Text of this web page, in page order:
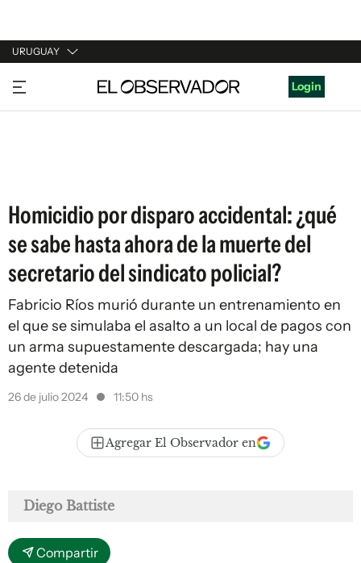
URUGUAY
URUGUAY
ARGENTINA
Login
Homicidio por disparo accidental: ¿qué
se sabe hasta ahora de la muerte del
secretario del sindicato policial?
Fabricio Ríos murió durante un entrenamiento en
el que se simulaba el asalto a un local de pagos con
un arma supuestamente descargada; hay una
agente detenida
26 de julio 2024 11:50 hs
Agregar El Observador en
Diego Battiste
Compartir